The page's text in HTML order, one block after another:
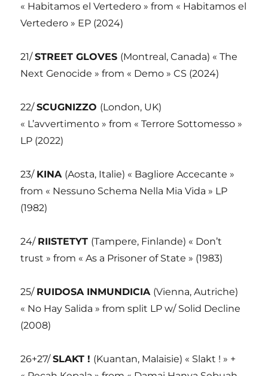
« Habitamos el Vertedero » from « Habitamos el
Vertedero » EP (2024)
21/STREET GLOVES (Montreal, Canada) « The
Next Genocide » from « Demo » CS (2024)
22/SCUGNIZZO (London, UK)
« L’avvertimento » from « Terrore Sottomesso »
LP (2022)
23/ KINA (Aosta, Italie) « Bagliore Accecante »
from « Nessuno Schema Nella Mia Vida » LP
(1982)
24/ RIISTETYT (Tampere, Finlande) « Don’t
trust » from « As a Prisoner of State » (1983)
25/ RUIDOSA INMUNDICIA (Vienna, Autriche)
« No Hay Salida » from split LP w/ Solid Decline
(2008)
26+27/SLAKT ! (Kuantan, Malaisie) « Slakt ! » +